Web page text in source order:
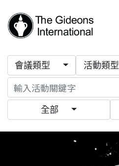
會議類型 活動類型
全部